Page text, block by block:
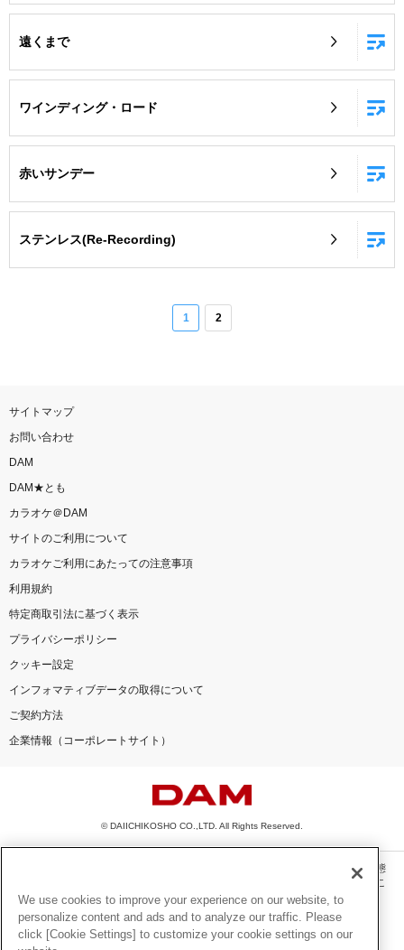
遠くまで
ワインディング・ロード
赤いサンデー
ステンレス(Re-Recording)
1 2
サイトマップ
お問い合わせ
DAM
DAM★とも
カラオケ＠DAM
サイトのご利用について
カラオケご利用にあたっての注意事項
利用規約
特定商取引法に基づく表示
プライバシーポリシー
クッキー設定
インフォマティブデータの取得について
ご契約方法
企業情報（コーポレートサイト）
© DAIICHIKOSHO CO.,LTD. All Rights Reserved.
このサイトに掲載されている一切の文章・画像・写真・動画・音声等を、手段や形態
を問わず、著作権法の定める範囲を超えて無断で複製、転載、ファイル化などするこ
とを禁じます。
楽曲及びコンテンツは、機種によりご利用いただけない場合があります。
楽曲及びコンテンツの配信日、配信内容が変更になる場合があります。
We use cookies to improve your experience on our website, to
personalize content and ads and to analyze our traffic. Please
click [Cookie Settings] to customize your cookie settings on our